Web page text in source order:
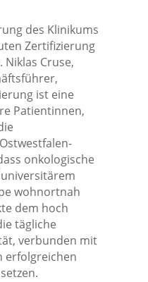
des Klinikums
Zertifizierung
Niklas Cruse,
ist eine
Patientinnen,
onkologische
wohnortnah
dem hoch
tägliche
verbunden mit
erfolgreichen